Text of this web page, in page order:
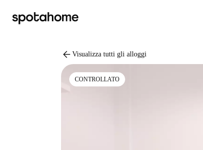
arrow_back Visualizza tutti gli alloggi
CONTROLLATO